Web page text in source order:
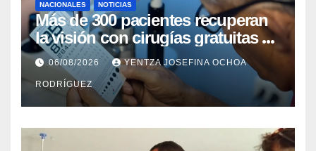
NACIONALES NOTICIAS
Más de 300 pacientes recuperan
la visión con cirugías gratuitas de
cataratas en Zulia
06/08/2026 YENTZA JOSEFINA OCHOA
RODRÍGUEZ